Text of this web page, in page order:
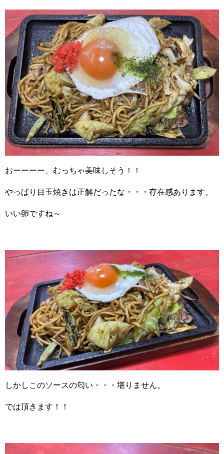
おーーーー、むっちゃ美味しそう！！
やっぱり目玉焼きは正解だったな・・・存在感あります。
いい卵ですね～
しかしこのソースの匂い・・・堪りません。
では頂きます！！